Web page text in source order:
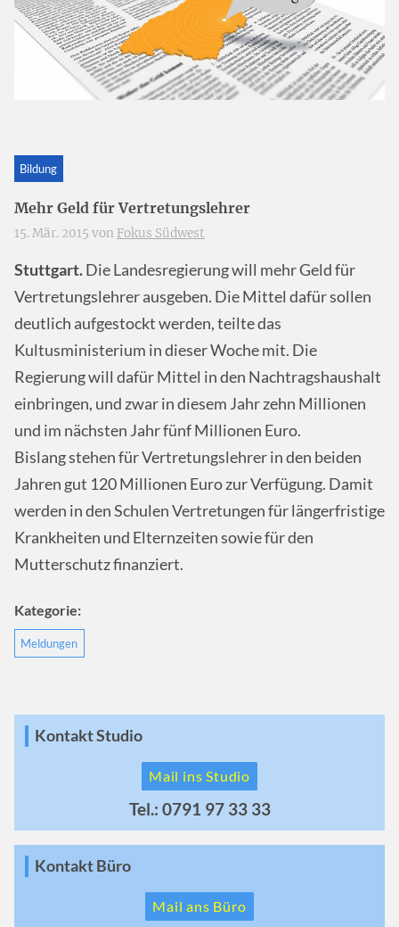
Bildung
Mehr Geld für Vertretungslehrer
15. Mär. 2015 von Fokus Südwest
Stuttgart.Die Landesregierung will mehr Geld für
Vertretungslehrer ausgeben. Die Mittel dafür sollen
deutlich aufgestockt werden, teilte das
Kultusministerium in dieser Woche mit. Die
Regierung will dafür Mittel in den Nachtragshaushalt
einbringen, und zwar in diesem Jahr zehn Millionen
und im nächsten Jahr fünf Millionen Euro.
Bislang stehen für Vertretungslehrer in den beiden
Jahren gut 120 Millionen Euro zur Verfügung. Damit
werden in den Schulen Vertretungen für längerfristige
Krankheiten und Elternzeiten sowie für den
Mutterschutz finanziert.
Kategorie:
Meldungen
Kontakt Studio
Mail ins Studio
Tel.: 0791 97 33 33
Kontakt Büro
Mail ans Büro